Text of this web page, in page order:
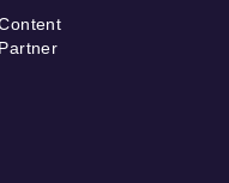
Partner